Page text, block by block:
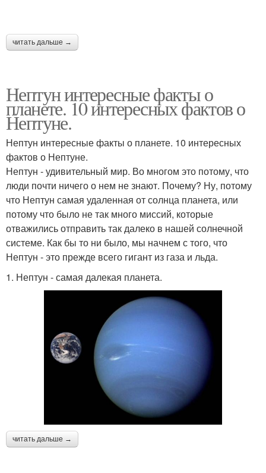
читать дальше →
Нептун интересные факты о
планете. 10 интересных фактов о
Нептуне.
Нептун интересные факты о планете. 10 интересных
фактов о Нептуне.
Нептун - удивительный мир. Во многом это потому, что
люди почти ничего о нем не знают. Почему? Ну, потому
что Нептун самая удаленная от солнца планета, или
потому что было не так много миссий, которые
отважились отправить так далеко в нашей солнечной
системе. Как бы то ни было, мы начнем с того, что
Нептун - это прежде всего гигант из газа и льда.
1. Нептун - самая далекая планета.
читать дальше →